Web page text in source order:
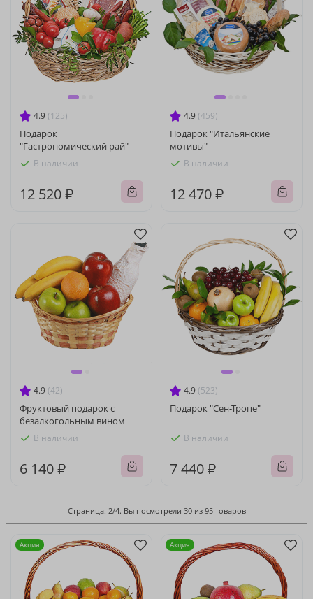
4.9 (125)
Подарок
"Гастрономический рай"
В наличии
12 520 ₽
4.9 (459)
Подарок "Итальянские
мотивы"
В наличии
12 470 ₽
4.9 (42)
Фруктовый подарок с
безалкогольным вином
В наличии
6 140 ₽
4.9 (523)
Подарок "Сен-Тропе"
В наличии
7 440 ₽
Страница: 2/4. Вы посмотрели 30 из 95 товаров
Акция Акция